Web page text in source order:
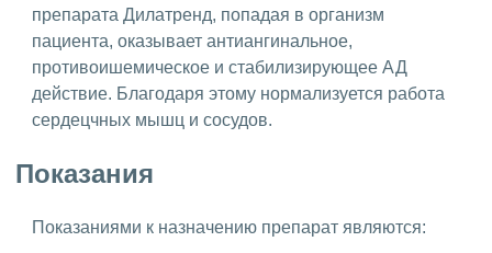
препарата Дилатренд, попадая в организм
пациента, оказывает антиангинальное,
противоишемическое и стабилизирующее АД
действие. Благодаря этому нормализуется работа
сердецчных мышц и сосудов.
Показания
Показаниями к назначению препарат являются: